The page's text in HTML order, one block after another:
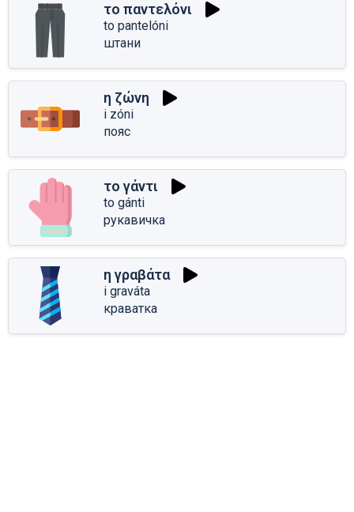
το παντελόνι
to pantelóni
штани
η ζώνη
i zóni
пояс
το γάντι
to gánti
рукавичка
η γραβάτα
i graváta
краватка